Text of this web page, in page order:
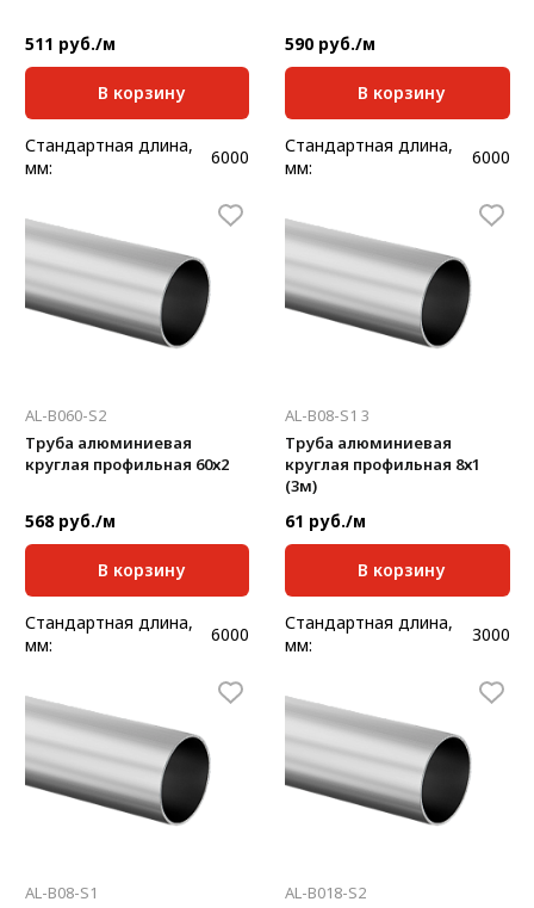
511 руб./м
В корзину
Стандартная длина,
мм:
6000
Толщина, мм:
2
590 руб./м
В корзину
Стандартная длина,
мм:
6000
Толщина, мм:
2,5
AL-B060-S2
Труба алюминиевая
круглая профильная 60х2
568 руб./м
В корзину
Стандартная длина,
мм:
6000
Толщина, мм:
2
AL-B08-S1 3
Труба алюминиевая
круглая профильная 8х1
(3м)
61 руб./м
В корзину
Стандартная длина,
мм:
3000
Толщина, мм:
1
AL-B08-S1
AL-B018-S2